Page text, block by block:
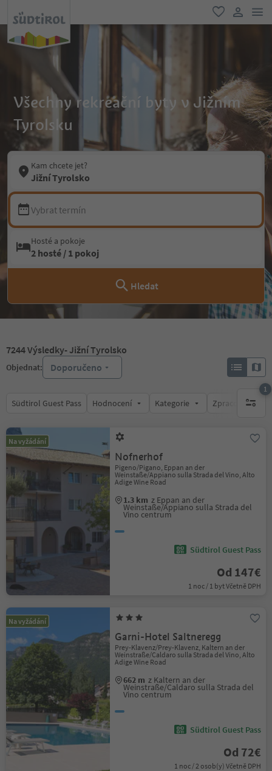
oblíbené
Všechny rekreační byty v Jižním
Tyrolsku
Kam chcete jet?
Jižní Tyrolsko
Vybrat termín
Hosté a pokoje
2 hosté / 1 pokoj
Hledat
7244Výsledky- Jižní Tyrolsko
Objednat: Doporučeno
Südtirol Guest Pass Hodnocení Kategorie Zpracovává
1
1
Na vyžádání
Nofnerhof
Pigeno/Pigano, Eppan an der
Weinstaße/Appiano sulla Strada del Vino, Alto
Adige Wine Road
1.3 km z Eppan an der
Weinstaße/Appiano sulla Strada del
Vino centrum
Südtirol Guest Pass
Od 147€
1 noc / 1 byt Včetně DPH
Na vyžádání
Garni-Hotel Saltneregg
Prey-Klavenz/Prey-Klavenz, Kaltern an der
Weinstraße/Caldaro sulla Strada del Vino, Alto
Adige Wine Road
662 m z Kaltern an der
Weinstraße/Caldaro sulla Strada del
Vino centrum
Südtirol Guest Pass
Od 72€
1 noc / 2 osob(y) Včetně DPH